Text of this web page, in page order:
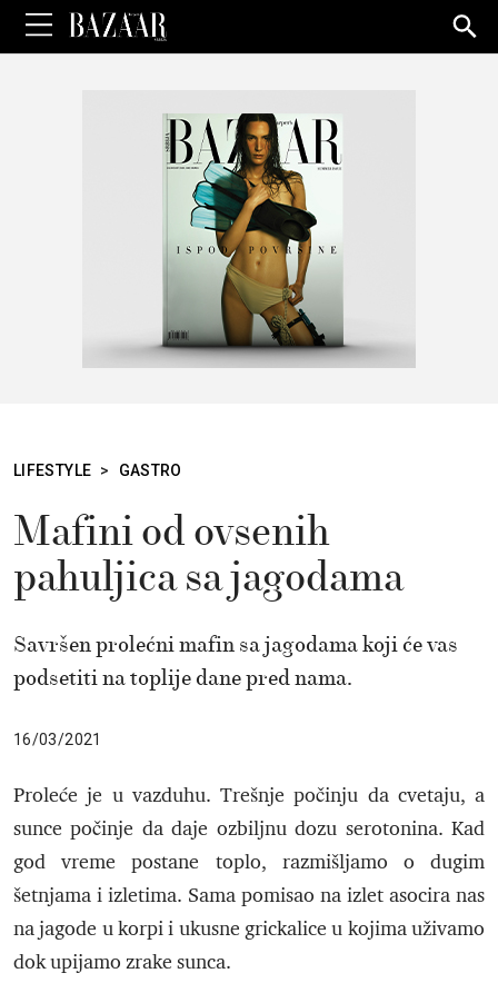
for:
LIFESTYLE > GASTRO
Mafini od ovsenih
pahuljica sa jagodama
Savršen prolećni mafin sa jagodama koji će vas
podsetiti na toplije dane pred nama.
16/03/2021
Proleće je u vazduhu. Trešnje počinju da cvetaju, a
sunce počinje da daje ozbiljnu dozu serotonina. Kad
god vreme postane toplo, razmišljamo o dugim
šetnjama i izletima. Sama pomisao na izlet asocira nas
na jagode u korpi i ukusne grickalice u kojima uživamo
dok upijamo zrake sunca.